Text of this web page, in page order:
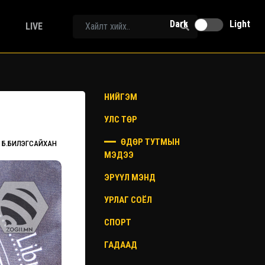
LIVE Dark Light
Б.БИЛЭГСАЙХАН
НИЙГЭМ
УЛС ТӨР
ӨДӨР ТУТМЫН
МЭДЭЭ
ЭРҮҮЛ МЭНД
УРЛАГ СОЁЛ
СПОРТ
ГАДААД